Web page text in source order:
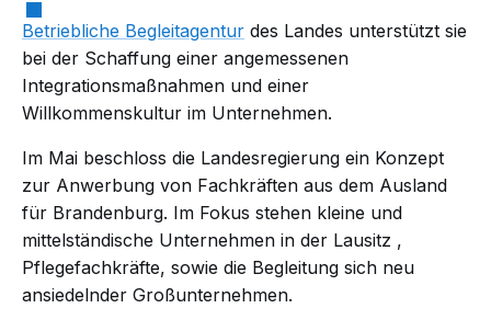
Betriebliche Begleitagentur des Landes unterstützt sie
bei der Schaffung einer angemessenen
Integrationsmaßnahmen und einer
Willkommenskultur im Unternehmen.
Im Mai beschloss die Landesregierung ein Konzept
zur Anwerbung von Fachkräften aus dem Ausland
für Brandenburg. Im Fokus stehen kleine und
mittelständische Unternehmen in der Lausitz ,
Pflegefachkräfte, sowie die Begleitung sich neu
ansiedelnder Großunternehmen.